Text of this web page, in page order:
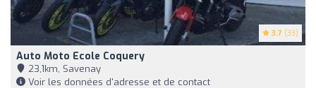
3.7 (33)
Auto Moto Ecole Coquery
23,1km, Savenay
Voir les données d'adresse et de contact